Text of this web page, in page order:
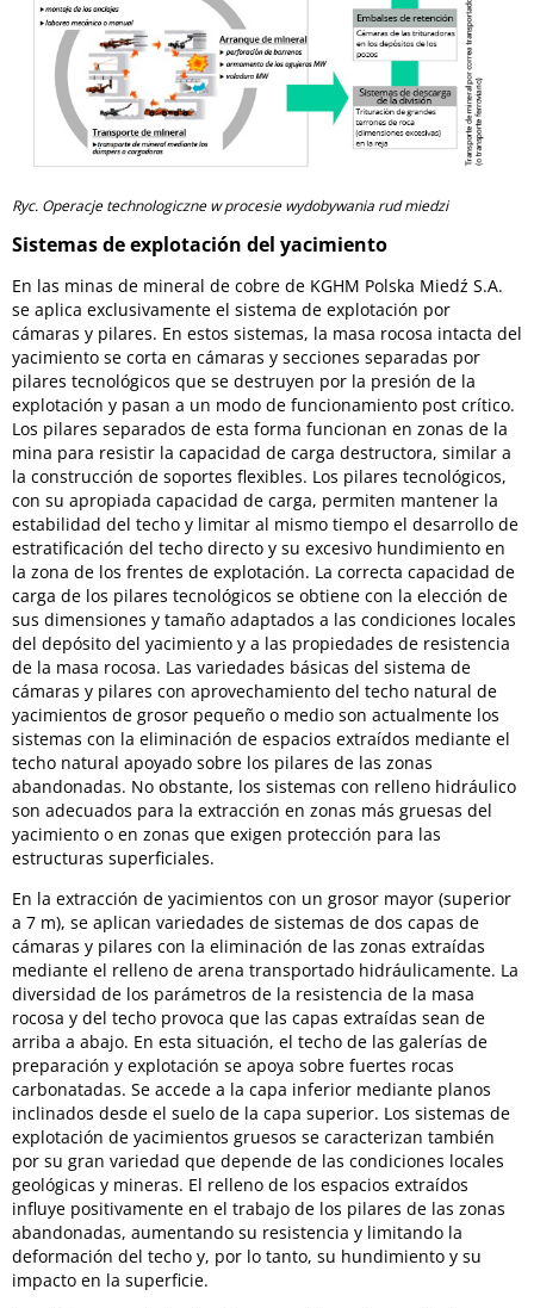
Ryc. Operacje technologiczne w procesie wydobywania rud miedzi
Sistemas de explotación del yacimiento
En las minas de mineral de cobre de KGHM Polska Miedź S.A.
se aplica exclusivamente el sistema de explotación por
cámaras y pilares. En estos sistemas, la masa rocosa intacta del
yacimiento se corta en cámaras y secciones separadas por
pilares tecnológicos que se destruyen por la presión de la
explotación y pasan a un modo de funcionamiento post crítico.
Los pilares separados de esta forma funcionan en zonas de la
mina para resistir la capacidad de carga destructora, similar a
la construcción de soportes flexibles. Los pilares tecnológicos,
con su apropiada capacidad de carga, permiten mantener la
estabilidad del techo y limitar al mismo tiempo el desarrollo de
estratificación del techo directo y su excesivo hundimiento en
la zona de los frentes de explotación. La correcta capacidad de
carga de los pilares tecnológicos se obtiene con la elección de
sus dimensiones y tamaño adaptados a las condiciones locales
del depósito del yacimiento y a las propiedades de resistencia
de la masa rocosa. Las variedades básicas del sistema de
cámaras y pilares con aprovechamiento del techo natural de
yacimientos de grosor pequeño o medio son actualmente los
sistemas con la eliminación de espacios extraídos mediante el
techo natural apoyado sobre los pilares de las zonas
abandonadas. No obstante, los sistemas con relleno hidráulico
son adecuados para la extracción en zonas más gruesas del
yacimiento o en zonas que exigen protección para las
estructuras superficiales.
En la extracción de yacimientos con un grosor mayor (superior
a 7 m), se aplican variedades de sistemas de dos capas de
cámaras y pilares con la eliminación de las zonas extraídas
mediante el relleno de arena transportado hidráulicamente. La
diversidad de los parámetros de la resistencia de la masa
rocosa y del techo provoca que las capas extraídas sean de
arriba a abajo. En esta situación, el techo de las galerías de
preparación y explotación se apoya sobre fuertes rocas
carbonatadas. Se accede a la capa inferior mediante planos
inclinados desde el suelo de la capa superior. Los sistemas de
explotación de yacimientos gruesos se caracterizan también
por su gran variedad que depende de las condiciones locales
geológicas y mineras. El relleno de los espacios extraídos
influye positivamente en el trabajo de los pilares de las zonas
abandonadas, aumentando su resistencia y limitando la
deformación del techo y, por lo tanto, su hundimiento y su
impacto en la superficie.